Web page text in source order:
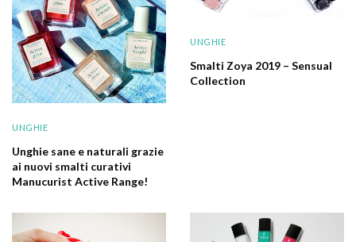
UNGHIE
Unghie sane e naturali grazie
ai nuovi smalti curativi
Manucurist Active Range!
UNGHIE
Smalti Zoya 2019 – Sensual
Collection